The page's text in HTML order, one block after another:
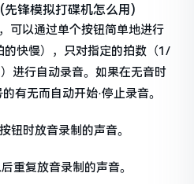
可以通过单个按钮简单地进行
的快慢），只对指定的拍数（1/
进行自动录音。如果在无音时
有无而自动开始·停止录音。
钮时放音录制的声音。
重复放音录制的声音。